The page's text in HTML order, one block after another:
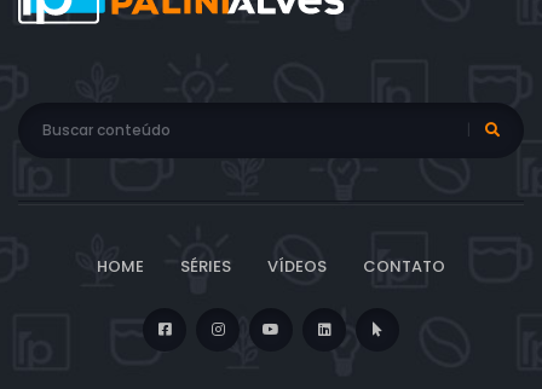
HOME SÉRIES VÍDEOS CONTATO